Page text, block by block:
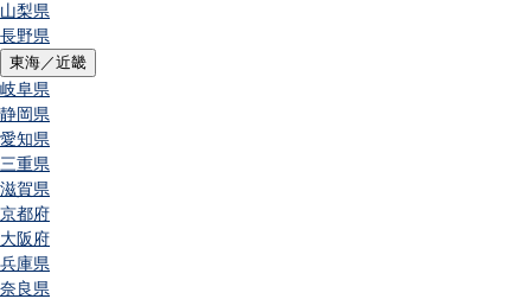
山梨県
長野県
東海／近畿
岐阜県
静岡県
愛知県
三重県
滋賀県
京都府
大阪府
兵庫県
奈良県